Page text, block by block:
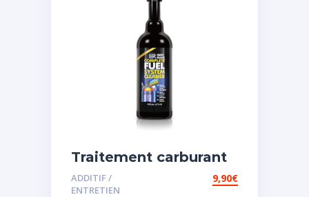
Traitement carburant
diesel et essence
ADDITIF /
ENTRETIEN
9,90€